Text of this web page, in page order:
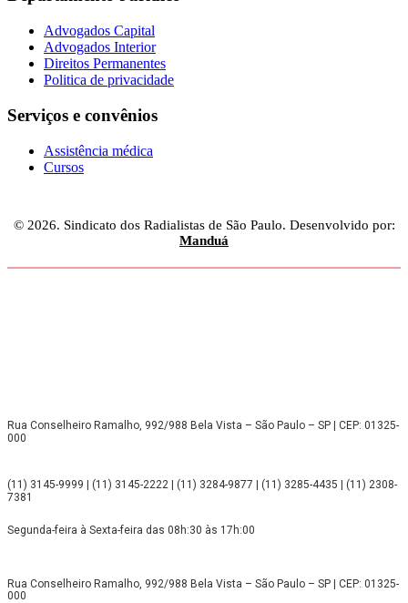
Advogados Capital
Advogados Interior
Direitos Permanentes
Politica de privacidade
Serviços e convênios
Assistência médica
Cursos
© 2026. Sindicato dos Radialistas de São Paulo. Desenvolvido por:
Manduá
Rua Conselheiro Ramalho, 992/988 Bela Vista – São Paulo – SP | CEP: 01325-
000
(11) 3145-9999 | (11) 3145-2222 | (11) 3284-9877 | (11) 3285-4435 | (11) 2308-
7381
Segunda-feira à Sexta-feira das 08h:30 às 17h:00
Rua Conselheiro Ramalho, 992/988 Bela Vista – São Paulo – SP | CEP: 01325-
000